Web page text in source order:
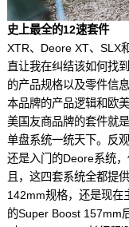
史上最全的12速套件
XTR、Deore XT、SLX
直让我在纠结该如何找
的产品规格以及零件信
本品牌的产品逻辑和欧
美国友商品牌的套件就
单盘系统一统天下。反
还是入门的Deore系统
且，这四套系统全都提
142mm规格，还是现在
的Super Boost 157mm